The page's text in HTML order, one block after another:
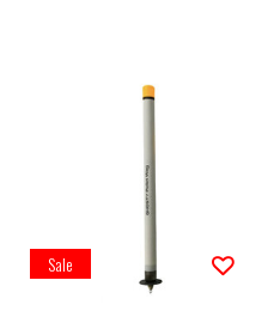
Sale